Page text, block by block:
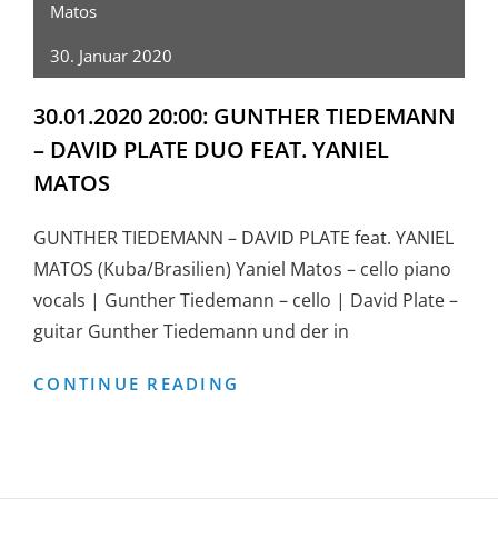
Matos
30. Januar 2020
30.01.2020 20:00: GUNTHER TIEDEMANN
– DAVID PLATE DUO FEAT. YANIEL
MATOS
GUNTHER TIEDEMANN – DAVID PLATE feat. YANIEL
MATOS (Kuba/Brasilien) Yaniel Matos – cello piano
vocals | Gunther Tiedemann – cello | David Plate –
guitar Gunther Tiedemann und der in
CONTINUE READING
–